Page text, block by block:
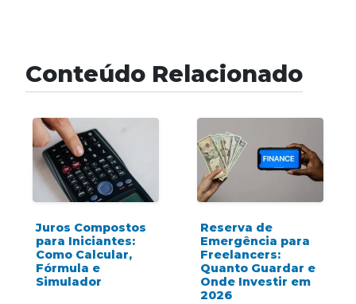
Conteúdo Relacionado
Juros Compostos
para Iniciantes:
Como Calcular,
Fórmula e
Simulador
Reserva de
Emergência para
Freelancers:
Quanto Guardar e
Onde Investir em
2026